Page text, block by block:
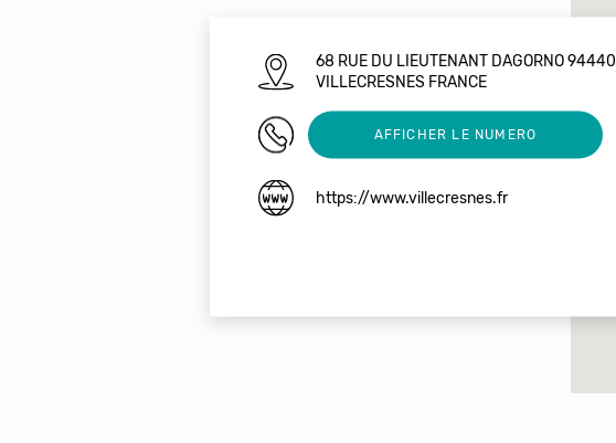
68 RUE DU LIEUTENANT DAGORNO 94440
VILLECRESNES FRANCE
01 45 10 39 00AFFICHER LE NUMERO
https://www.villecresnes.fr